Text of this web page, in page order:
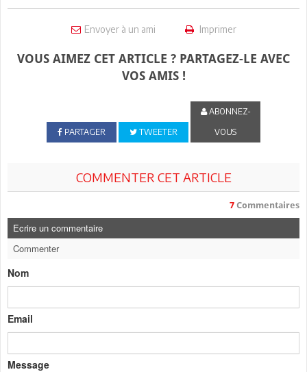
Envoyer à un ami Imprimer
VOUS AIMEZ CET ARTICLE ? PARTAGEZ-LE AVEC
VOS AMIS !
PARTAGER TWEETER
ABONNEZ-
VOUS
COMMENTER CET ARTICLE
7 Commentaires
Ecrire un commentaire
Commenter
Nom
Email
Message